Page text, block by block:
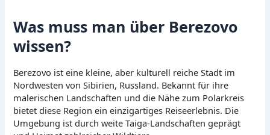
Was muss man über Berezovo
wissen?
Berezovo ist eine kleine, aber kulturell reiche Stadt im
Nordwesten von Sibirien, Russland. Bekannt für ihre
malerischen Landschaften und die Nähe zum Polarkreis
bietet diese Region ein einzigartiges Reiseerlebnis. Die
Umgebung ist durch weite Taiga-Landschaften geprägt